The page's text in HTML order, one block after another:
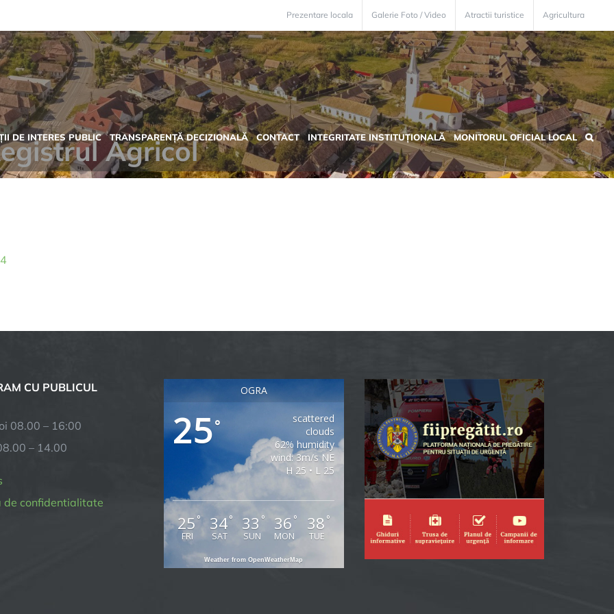
Prezentare locala Galerie Foto / Video Atractii turistice Agricultura
DE INTERES PUBLIC TRANSPARENȚĂ DECIZIONALĂ CONTACT INTEGRITATE INSTITUȚIONALĂ MONITORUL OFICIAL LOCAL
Agricol
CU PUBLICUL
08.00 – 16:00
– 14.00
de confidentialitate
OGRA
25°
scattered
clouds
62% humidity
wind: 3m/s NE
H 25 • L 25
25°
FRI
34°
SAT
33 °
SUN
36 °
MON
38 °
TUE
Weather from OpenWeatherMap